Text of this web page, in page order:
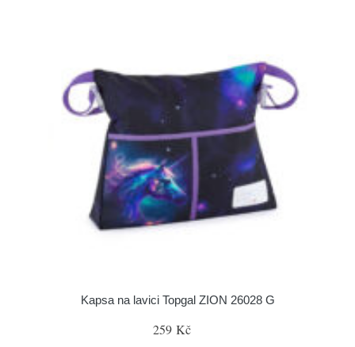
Kapsa na lavici Topgal ZION 26028 G
259 Kč